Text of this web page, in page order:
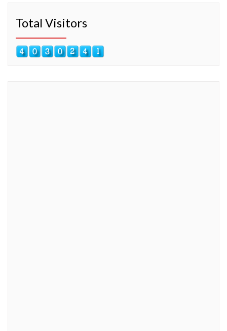
Total Visitors